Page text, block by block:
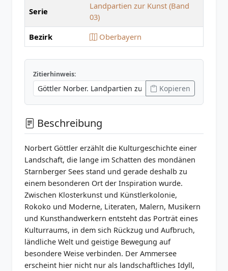
Serie
Landpartien zur Kunst (Band
03)
Bezirk
Oberbayern
Zitierhinweis:
Kopieren
Beschreibung
Norbert Göttler erzählt die Kulturgeschichte einer
Landschaft, die lange im Schatten des mondänen
Starnberger Sees stand und gerade deshalb zu
einem besonderen Ort der Inspiration wurde.
Zwischen Klosterkunst und Künstlerkolonie,
Rokoko und Moderne, Literaten, Malern, Musikern
und Kunsthandwerkern entsteht das Porträt eines
Kulturraums, in dem sich Rückzug und Aufbruch,
ländliche Welt und geistige Bewegung auf
besondere Weise verbinden. Der Ammersee
erscheint hier nicht nur als landschaftliches Idyll,